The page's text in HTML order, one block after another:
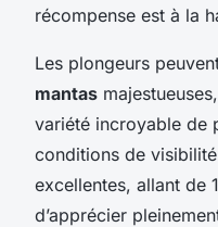
récompense est à la
Les plongeurs
mantas
variété incroyable de
conditions de
excellentes, allant de
d’apprécier